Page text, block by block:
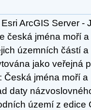
ArcGIS Server -
česká jména moří
územních částí
jako veřejná
Česká jména moří
daty
území z edice